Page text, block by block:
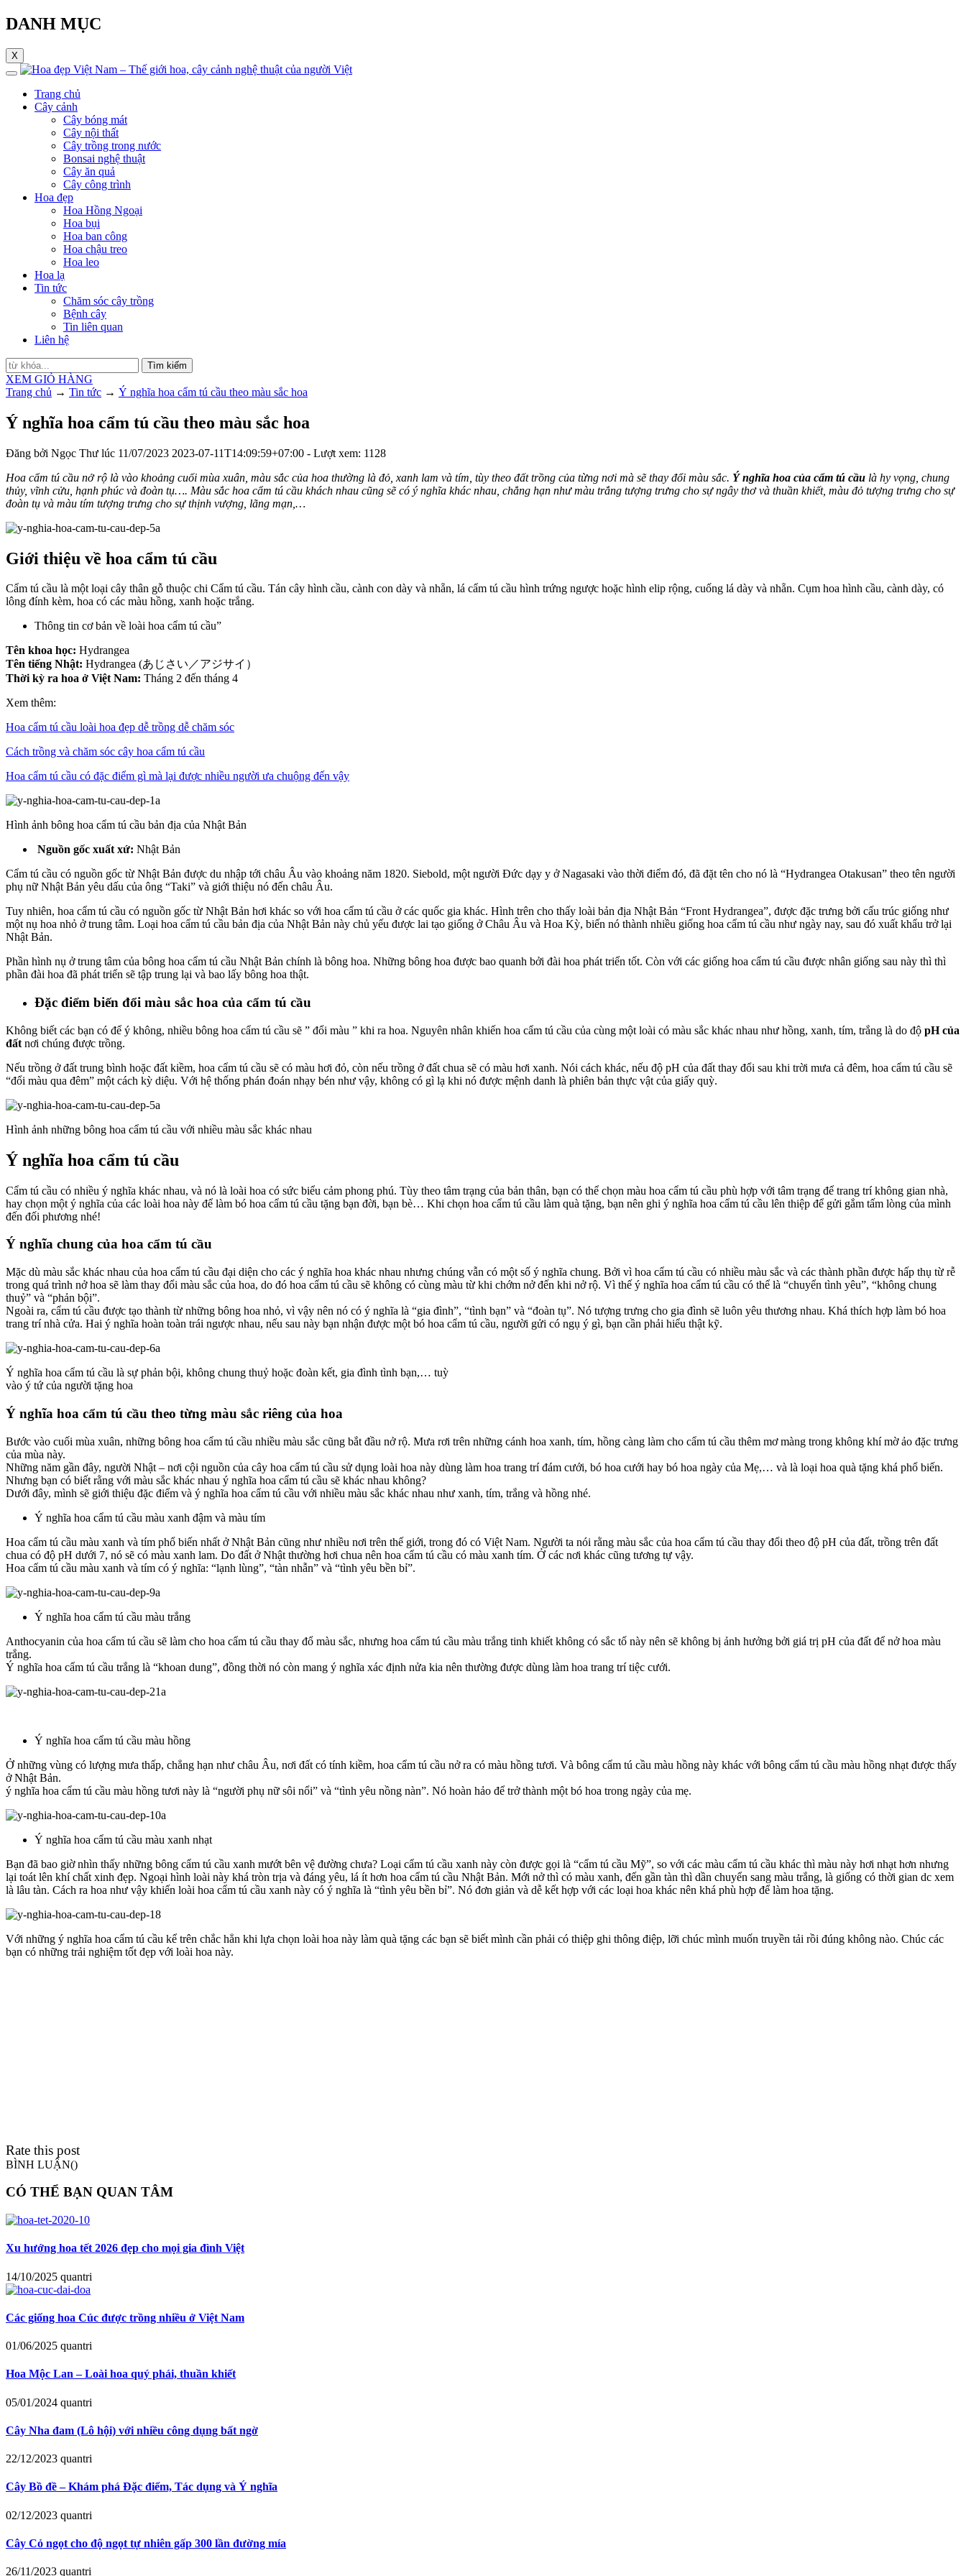
DANH MỤC
X
Trang chủ
Cây cảnh
Cây bóng mát
Cây nội thất
Cây trồng trong nước
Bonsai nghệ thuật
Cây ăn quả
Cây công trình
Hoa đẹp
Hoa Hồng Ngoại
Hoa bụi
Hoa ban công
Hoa chậu treo
Hoa leo
Hoa lạ
Tin tức
Chăm sóc cây trồng
Bệnh cây
Tin liên quan
Liên hệ
Tìm kiếm
XEM GIỎ HÀNG
Trang chủ → Tin tức → Ý nghĩa hoa cẩm tú cầu theo màu sắc hoa
Ý nghĩa hoa cẩm tú cầu theo màu sắc hoa
Đăng bởi Ngọc Thư lúc 11/07/2023 2023-07-11T14:09:59+07:00 - Lượt xem: 1128
Hoa cẩm tú cầu nở rộ là vào khoảng cuối mùa xuân, màu sắc của hoa thường là đỏ, xanh lam và tím, tùy theo đất trồng của từng nơi mà sẽ thay đổi màu sắc. Ý nghĩa hoa của cẩm tú cầu là hy vọng, chung
thủy, vĩnh cửu, hạnh phúc và đoàn tụ…. Màu sắc hoa cẩm tú cầu khách nhau cũng sẽ có ý nghĩa khác nhau, chẳng hạn như màu trắng tượng trưng cho sự ngây thơ và thuần khiết, màu đỏ tượng trưng cho sự
đoàn tụ và màu tím tượng trưng cho sự thịnh vượng, lãng mạn,…
Giới thiệu về hoa cẩm tú cầu
Cẩm tú cầu là một loại cây thân gỗ thuộc chi Cẩm tú cầu. Tán cây hình cầu, cành con dày và nhẵn, lá cẩm tú cầu hình trứng ngược hoặc hình elip rộng, cuống lá dày và nhẵn. Cụm hoa hình cầu, cành dày, có
lông đính kèm, hoa có các màu hồng, xanh hoặc trắng.
Thông tin cơ bản về loài hoa cẩm tú cầu”
Tên khoa học: Hydrangea
Tên tiếng Nhật: Hydrangea (あじさい／アジサイ）
Thời kỳ ra hoa ở Việt Nam: Tháng 2 đến tháng 4
Xem thêm:
Hoa cẩm tú cầu loài hoa đẹp dễ trồng dễ chăm sóc
Cách trồng và chăm sóc cây hoa cẩm tú cầu
Hoa cẩm tú cầu có đặc điểm gì mà lại được nhiều người ưa chuộng đến vậy
Hình ảnh bông hoa cẩm tú cầu bản địa của Nhật Bản
Nguồn gốc xuất xứ: Nhật Bản
Cẩm tú cầu có nguồn gốc từ Nhật Bản được du nhập tới châu Âu vào khoảng năm 1820. Siebold, một người Đức dạy y ở Nagasaki vào thời điểm đó, đã đặt tên cho nó là “Hydrangea Otakusan” theo tên người
phụ nữ Nhật Bản yêu dấu của ông “Taki” và giới thiệu nó đến châu Âu.
Tuy nhiên, hoa cẩm tú cầu có nguồn gốc từ Nhật Bản hơi khác so với hoa cẩm tú cầu ở các quốc gia khác. Hình trên cho thấy loài bản địa Nhật Bản “Front Hydrangea”, được đặc trưng bởi cấu trúc giống như
một nụ hoa nhỏ ở trung tâm. Loại hoa cẩm tú cầu bản địa của Nhật Bản này chủ yếu được lai tạo giống ở Châu Âu và Hoa Kỳ, biến nó thành nhiều giống hoa cẩm tú cầu như ngày nay, sau đó xuất khẩu trở lại
Nhật Bản.
Phần hình nụ ở trung tâm của bông hoa cẩm tú cầu Nhật Bản chính là bông hoa. Những bông hoa được bao quanh bởi đài hoa phát triển tốt. Còn với các giống hoa cẩm tú cầu được nhân giống sau này thì thì
phần đài hoa đã phát triển sẽ tập trung lại và bao lấy bông hoa thật.
Đặc điểm biến đổi màu sắc hoa của cẩm tú cầu
Không biết các bạn có để ý không, nhiều bông hoa cẩm tú cầu sẽ ” đổi màu ” khi ra hoa. Nguyên nhân khiến hoa cẩm tú cầu của cùng một loài có màu sắc khác nhau như hồng, xanh, tím, trắng là do độ pH của
đất nơi chúng được trồng.
Nếu trồng ở đất trung bình hoặc đất kiềm, hoa cẩm tú cầu sẽ có màu hơi đỏ, còn nếu trồng ở đất chua sẽ có màu hơi xanh. Nói cách khác, nếu độ pH của đất thay đổi sau khi trời mưa cả đêm, hoa cẩm tú cầu sẽ
“đổi màu qua đêm” một cách kỳ diệu. Với hệ thống phán đoán nhạy bén như vậy, không có gì lạ khi nó được mệnh danh là phiên bản thực vật của giấy quỳ.
Hình ảnh những bông hoa cẩm tú cầu với nhiều màu sắc khác nhau
Ý nghĩa hoa cẩm tú cầu
Cẩm tú cầu có nhiều ý nghĩa khác nhau, và nó là loài hoa có sức biểu cảm phong phú. Tùy theo tâm trạng của bản thân, bạn có thể chọn màu hoa cẩm tú cầu phù hợp với tâm trạng để trang trí không gian nhà,
hay chọn một ý nghĩa của các loài hoa này để làm bó hoa cẩm tú cầu tặng bạn đời, bạn bè… Khi chọn hoa cẩm tú cầu làm quà tặng, bạn nên ghi ý nghĩa hoa cẩm tú cầu lên thiệp để gửi gắm tấm lòng của mình
đến đối phương nhé!
Ý nghĩa chung của hoa cẩm tú cầu
Mặc dù màu sắc khác nhau của hoa cẩm tú cầu đại diện cho các ý nghĩa hoa khác nhau nhưng chúng vẫn có một số ý nghĩa chung. Bởi vì hoa cẩm tú cầu có nhiều màu sắc và các thành phần được hấp thụ từ rễ
trong quá trình nở hoa sẽ làm thay đổi màu sắc của hoa, do đó hoa cẩm tú cầu sẽ không có cùng màu từ khi chớm nở đến khi nở rộ. Vì thế ý nghĩa hoa cẩm tú cầu có thể là “chuyển tình yêu”, “không chung
thuỷ” và “phản bội”.
Ngoài ra, cẩm tú cầu được tạo thành từ những bông hoa nhỏ, vì vậy nên nó có ý nghĩa là “gia đình”, “tình bạn” và “đoàn tụ”. Nó tượng trưng cho gia đình sẽ luôn yêu thương nhau. Khá thích hợp làm bó hoa
trang trí nhà cửa. Hai ý nghĩa hoàn toàn trái ngược nhau, nếu sau này bạn nhận được một bó hoa cẩm tú cầu, người gửi có ngụ ý gì, bạn cần phải hiểu thật kỹ.
Ý nghĩa hoa cẩm tú cầu là sự phản bội, không chung thuỷ hoặc đoàn kết, gia đình tình bạn,… tuỳ
vào ý tứ của người tặng hoa
Ý nghĩa hoa cẩm tú cầu theo từng màu sắc riêng của hoa
Bước vào cuối mùa xuân, những bông hoa cẩm tú cầu nhiều màu sắc cũng bắt đầu nở rộ. Mưa rơi trên những cánh hoa xanh, tím, hồng càng làm cho cẩm tú cầu thêm mơ màng trong không khí mờ ảo đặc trưng
của mùa này.
Những năm gần đây, người Nhật – nơi cội nguồn của cây hoa cẩm tú cầu sử dụng loài hoa này dùng làm hoa trang trí đám cưới, bó hoa cưới hay bó hoa ngày của Mẹ,… và là loại hoa quà tặng khá phổ biến.
Nhưng bạn có biết rằng với màu sắc khác nhau ý nghĩa hoa cẩm tú cầu sẽ khác nhau không?
Dưới đây, mình sẽ giới thiệu đặc điểm và ý nghĩa hoa cẩm tú cầu với nhiều màu sắc khác nhau như xanh, tím, trắng và hồng nhé.
Ý nghĩa hoa cẩm tú cầu màu xanh đậm và màu tím
Hoa cẩm tú cầu màu xanh và tím phổ biến nhất ở Nhật Bản cũng như nhiều nơi trên thế giới, trong đó có Việt Nam. Người ta nói rằng màu sắc của hoa cẩm tú cầu thay đổi theo độ pH của đất, trồng trên đất
chua có độ pH dưới 7, nó sẽ có màu xanh lam. Do đất ở Nhật thường hơi chua nên hoa cẩm tú cầu có màu xanh tím. Ở các nơi khác cũng tương tự vậy.
Hoa cẩm tú cầu màu xanh và tím có ý nghĩa: “lạnh lùng”, “tàn nhẫn” và “tình yêu bền bỉ”.
Ý nghĩa hoa cẩm tú cầu màu trắng
Anthocyanin của hoa cẩm tú cầu sẽ làm cho hoa cẩm tú cầu thay đổ màu sắc, nhưng hoa cẩm tú cầu màu trắng tinh khiết không có sắc tố này nên sẽ không bị ảnh hưởng bởi giá trị pH của đất để nở hoa màu
trắng.
Ý nghĩa hoa cẩm tú cầu trắng là “khoan dung”, đồng thời nó còn mang ý nghĩa xác định nửa kia nên thường được dùng làm hoa trang trí tiệc cưới.
Ý nghĩa hoa cẩm tú cầu màu hồng
Ở những vùng có lượng mưa thấp, chẳng hạn như châu Âu, nơi đất có tính kiềm, hoa cẩm tú cầu nở ra có màu hồng tươi. Và bông cẩm tú cầu màu hồng này khác với bông cẩm tú cầu màu hồng nhạt được thấy
ở Nhật Bản.
ý nghĩa hoa cẩm tú cầu màu hồng tươi này là “người phụ nữ sôi nổi” và “tình yêu nồng nàn”. Nó hoàn hảo để trở thành một bó hoa trong ngày của mẹ.
Ý nghĩa hoa cẩm tú cầu màu xanh nhạt
Bạn đã bao giờ nhìn thấy những bông cẩm tú cầu xanh mướt bên vệ đường chưa? Loại cẩm tú cầu xanh này còn được gọi là “cẩm tú cầu Mỹ”, so với các màu cẩm tú cầu khác thì màu này hơi nhạt hơn nhưng
lại toát lên khí chất xinh đẹp. Ngoại hình loài này khá tròn trịa và đáng yêu, lá ít hơn hoa cẩm tú cầu Nhật Bản. Mới nở thì có màu xanh, đến gần tàn thì dần chuyển sang màu trắng, là giống có thời gian dc xem
là lâu tàn. Cách ra hoa như vậy khiến loài hoa cẩm tú cầu xanh này có ý nghĩa là “tình yêu bền bỉ”. Nó đơn giản và dễ kết hợp với các loại hoa khác nên khá phù hợp để làm hoa tặng.
Với những ý nghĩa hoa cẩm tú cầu kể trên chắc hẳn khi lựa chọn loài hoa này làm quà tặng các bạn sẽ biết mình cần phải có thiệp ghi thông điệp, lỡi chúc mình muốn truyền tải rồi đúng không nào. Chúc các
bạn có những trải nghiệm tốt đẹp với loài hoa này.
Rate this post
BÌNH LUẬN()
CÓ THỂ BẠN QUAN TÂM
Xu hướng hoa tết 2026 đẹp cho mọi gia đình Việt
14/10/2025 quantri
Các giống hoa Cúc được trồng nhiều ở Việt Nam
01/06/2025 quantri
Hoa Mộc Lan – Loài hoa quý phái, thuần khiết
05/01/2024 quantri
Cây Nha đam (Lô hội) với nhiều công dụng bất ngờ
22/12/2023 quantri
Cây Bồ đề – Khám phá Đặc điểm, Tác dụng và Ý nghĩa
02/12/2023 quantri
Cây Cỏ ngọt cho độ ngọt tự nhiên gấp 300 lần đường mía
26/11/2023 quantri